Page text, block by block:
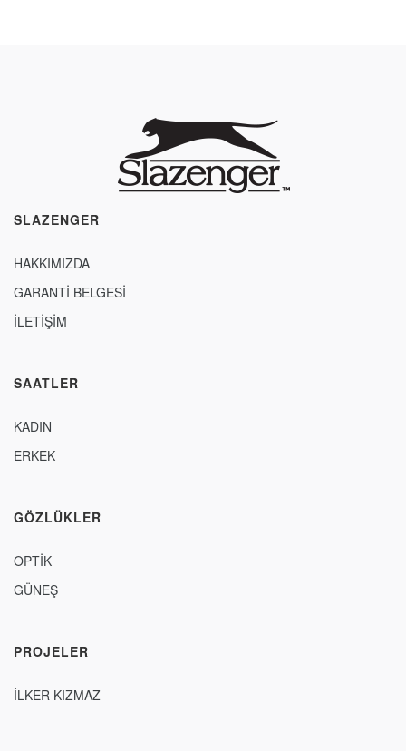
SLAZENGER
HAKKIMIZDA
GARANTİ BELGESİ
İLETİŞİM
SAATLER
KADIN
ERKEK
GÖZLÜKLER
OPTİK
GÜNEŞ
PROJELER
İLKER KIZMAZ